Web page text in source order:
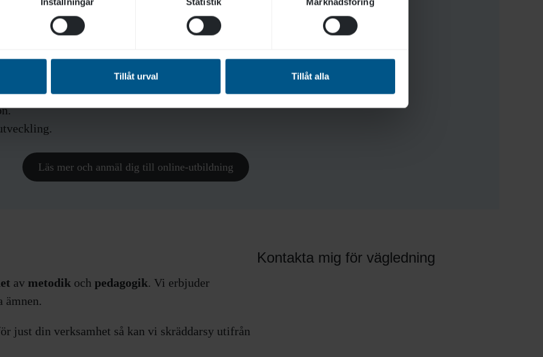
Tillåt urval Tillåt alla
Läs mer och anmäl dig till online-utbildning
av metodik och pedagogik. Vi erbjuder
ämnen.
just din verksamhet så kan vi skräddarsy utifrån
Kontakta mig för vägledning